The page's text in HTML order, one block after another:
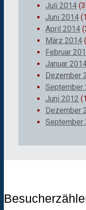
Juli 2014
Juni 2014
April 2014
März 2014
Februar
Januar
Dezember
September
Juni 2012
Dezember
September